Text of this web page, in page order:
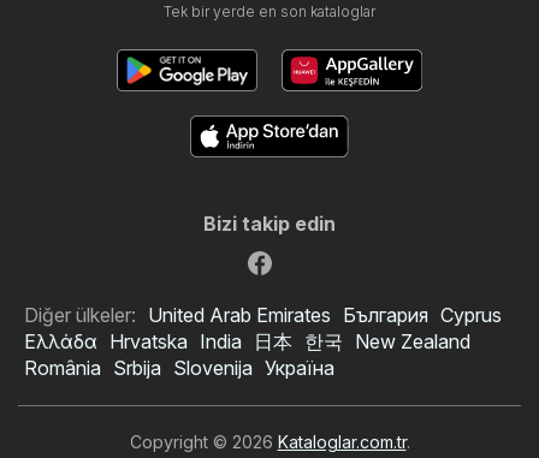
Tek bir yerde en son kataloglar
Bizi takip edin
Diğer ülkeler: United Arab Emirates България Cyprus
Ελλάδα Hrvatska India 日本 한국 New Zealand
România Srbija Slovenija Україна
Copyright © 2026 Kataloglar.com.tr.